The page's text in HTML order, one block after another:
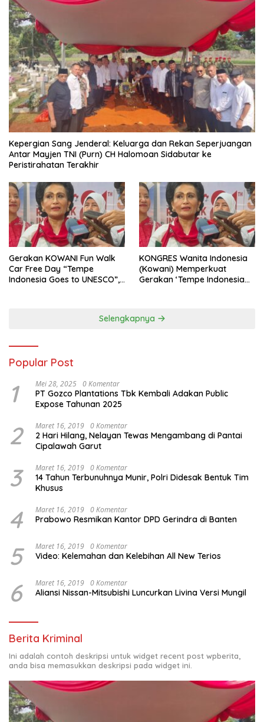
Kepergian Sang Jenderal: Keluarga dan Rekan Seperjuangan
Antar Mayjen TNI (Purn) CH Halomoan Sidabutar ke
Peristirahatan Terakhir
Gerakan KOWANI Fun Walk
Car Free Day “Tempe
Indonesia Goes to UNESCO”,
KONGRES Wanita Indonesia
(Kowani) Memperkuat
Gerakan ‘Tempe Indonesia
Selengkapnya
Popular Post
1 Mei 28, 2025 0 Komentar
PT Gozco Plantations Tbk Kembali Adakan Public
Expose Tahunan 2025
2 Maret 16, 2019 0 Komentar
2 Hari Hilang, Nelayan Tewas Mengambang di Pantai
Cipalawah Garut
3 Maret 16, 2019 0 Komentar
14 Tahun Terbunuhnya Munir, Polri Didesak Bentuk Tim
Khusus
4 Maret 16, 2019 0 Komentar
Prabowo Resmikan Kantor DPD Gerindra di Banten
5 Maret 16, 2019 0 Komentar
Video: Kelemahan dan Kelebihan All New Terios
6 Maret 16, 2019 0 Komentar
Aliansi Nissan-Mitsubishi Luncurkan Livina Versi Mungil
Berita Kriminal
Ini adalah contoh deskripsi untuk widget recent post wpberita,
anda bisa memasukkan deskripsi pada widget ini.